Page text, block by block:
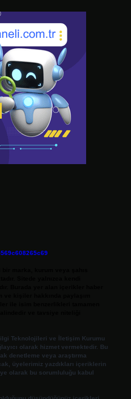
Teknolojileri ve İletişim Kurumu
olarak hizmet vermektedir. Bu
denetleme veya araştırma
üyelerimiz yazdıkları içeriklerin
olarak bu sorumluluğu kabul